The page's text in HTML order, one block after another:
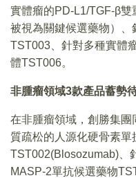
實體瘤的PD-L1/TGF-β
被視為關鍵候選藥物）
TST003、針對多種實體
體TST006。
非腫瘤領域3款產品蓄勢
在非腫瘤領域，創勝集
質疏松的人源化硬骨素單
TST002(Blosozumab)、
MASP-2單抗候選藥物